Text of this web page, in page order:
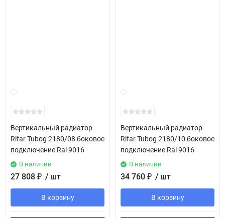
Вертикальный радиатор
Rifar Tubog 2180/08 боковое
подключение Ral 9016
В наличии
27 808 ₽ / шт
В корзину
Вертикальный радиатор
Rifar Tubog 2180/10 боковое
подключение Ral 9016
В наличии
34 760 ₽ / шт
В корзину